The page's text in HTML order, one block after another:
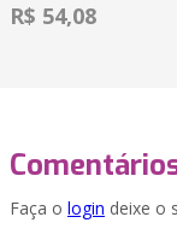
R$ 54,08
Faça o login deixe o